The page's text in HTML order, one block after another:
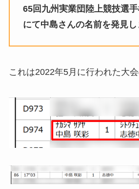
65回九州実業団陸上競技選
にて中島さんの名前を発見し
これは2022年5月に行われた大会